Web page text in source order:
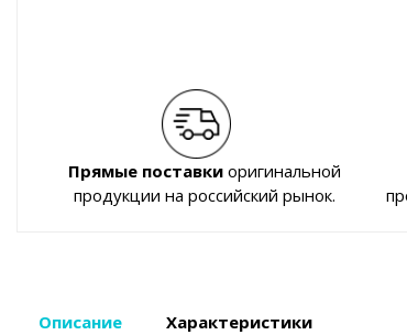
Прямые поставкиоригинальной
продукции на российский рынок.
Описание Характеристики